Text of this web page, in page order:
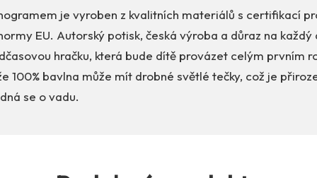
je vyroben z kvalitních materiálů s certifikací
EU. Autorský potisk, česká výroba a důraz na
hračku, která bude dítě provázet celým prvním
100% bavlna může mít drobné světlé tečky, což je
se o vadu.